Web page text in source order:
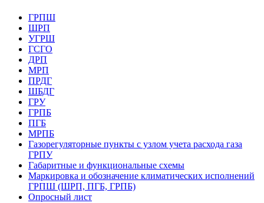
ГРПШ
ШРП
УГРШ
ГСГО
ДРП
МРП
ПРДГ
ШБДГ
ГРУ
ГРПБ
ПГБ
МРПБ
Газорегуляторные пункты с узлом учета расхода газа
ГРПУ
Габаритные и функциональные схемы
Маркировка и обозначение климатических исполнений
ГРПШ (ШРП, ПГБ, ГРПБ)
Опросный лист